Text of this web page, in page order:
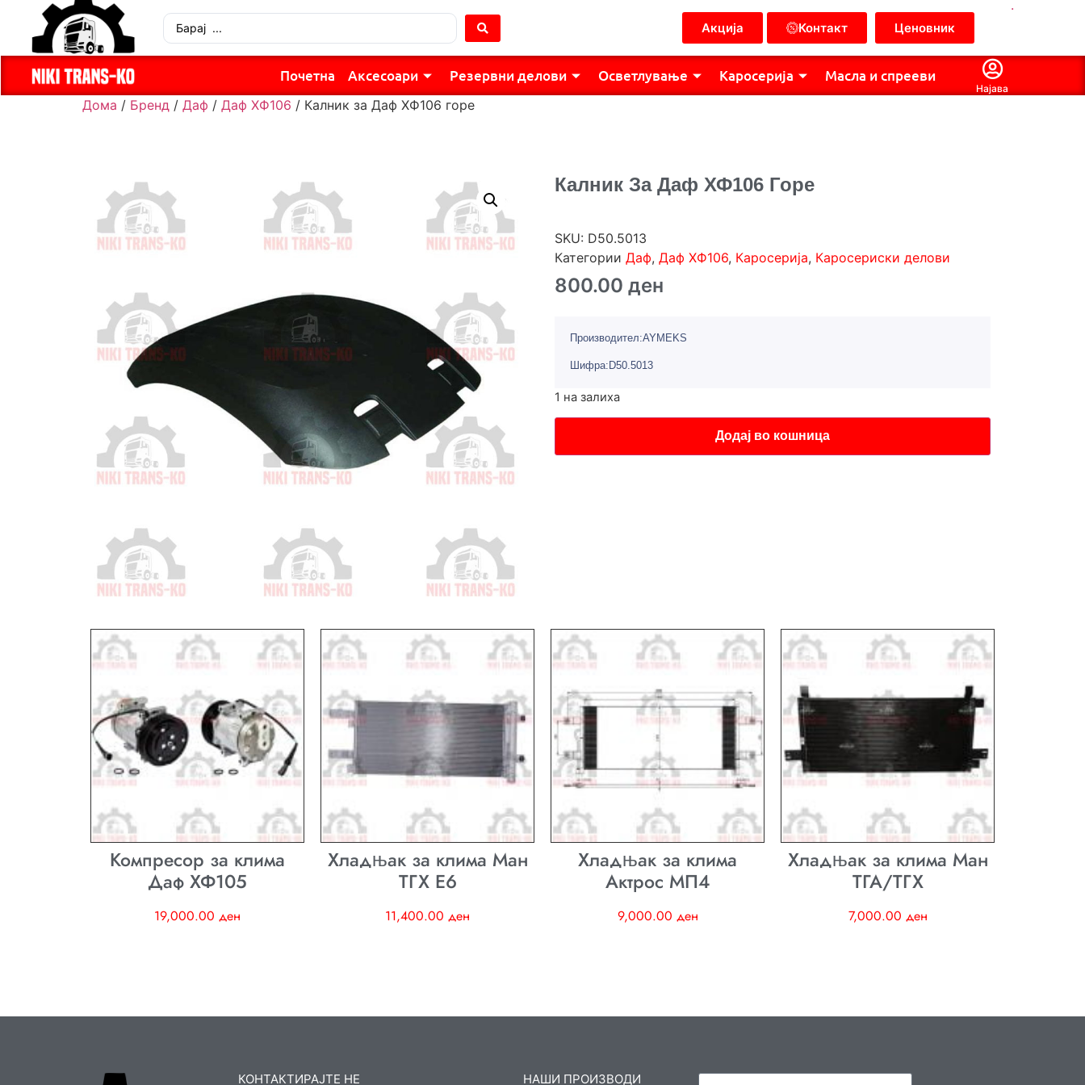
Акција Контакт Ценовник
.
Почетна Аксесоари Резервни делови Осветлување Каросерија Масла и спрееви
Најава
Дома / Бренд / Даф / Даф ХФ106 / Калник за Даф ХФ106 горе
Калник За Даф ХФ106 Горе
SKU: D50.5013
Категории Даф, Даф ХФ106, Каросерија, Каросериски делови
800.00 ден
Производител:AYMEKS
Шифра:D50.5013
1 на залиха
Додај во кошница
Компресор за клима
Даф ХФ105
19,000.00 ден
Хладњак за клима Ман
ТГХ E6
11,400.00 ден
Хладњак за клима
Актрос МП4
9,000.00 ден
Хладњак за клима Ман
ТГА/ТГХ
7,000.00 ден
КОНТАКТИРАЈТЕ НЕ НАШИ ПРОИЗВОДИ